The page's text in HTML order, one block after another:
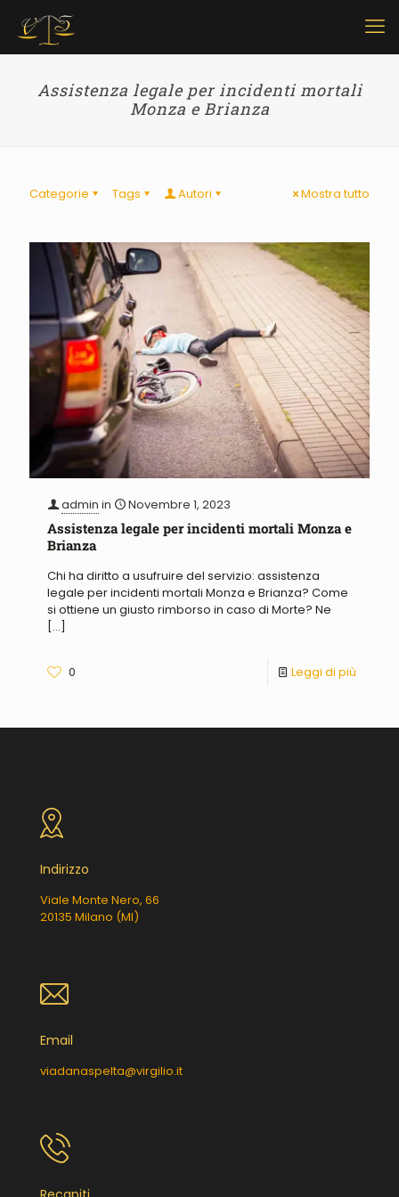
Assistenza legale per incidenti mortali
Monza e Brianza
Categorie Tags Autori Mostra tutto
admin in Novembre 1, 2023
Assistenza legale per incidenti mortali Monza e
Brianza
Chi ha diritto a usufruire del servizio: assistenza
legale per incidenti mortali Monza e Brianza? Come
si ottiene un giusto rimborso in caso di Morte? Ne
[…]
0 Leggi di più
Indirizzo
Viale Monte Nero, 66
20135 Milano (MI)
Email
viadanaspelta@virgilio.it